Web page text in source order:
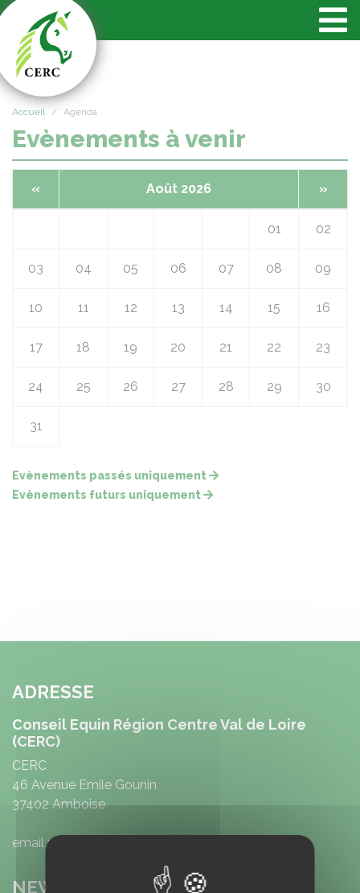
Accueil Agenda
Evènements à venir
« Août 2026 »
01 02
03 04 05 06 07 08 09
10 11 12 13 14 15 16
17 18 19 20 21 22 23
24 25 26 27 28 29 30
31
Evènements passés uniquement
Evènements futurs uniquement
ADRESSE
Conseil Equin Région Centre Val de Loire
(CERC)
CERC
46 Avenue Emile Gounin
37402 Amboise
email : conseilequincvl@gmail.com
NEWSLETTER
Panneau de gestion des cookies